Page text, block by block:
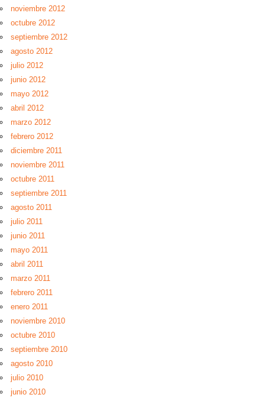
noviembre 2012
octubre 2012
septiembre 2012
agosto 2012
julio 2012
junio 2012
mayo 2012
abril 2012
marzo 2012
febrero 2012
diciembre 2011
noviembre 2011
octubre 2011
septiembre 2011
agosto 2011
julio 2011
junio 2011
mayo 2011
abril 2011
marzo 2011
febrero 2011
enero 2011
noviembre 2010
octubre 2010
septiembre 2010
agosto 2010
julio 2010
junio 2010